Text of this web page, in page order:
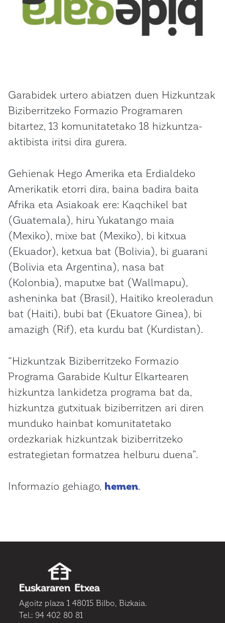
Garabidek urtero abiatzen duen Hizkuntzak
Biziberritzeko Formazio Programaren
bitartez, 13 komunitatetako 18 hizkuntza-
aktibista iritsi dira gurera.
Gehienak Hego Amerika eta Erdialdeko
Amerikatik etorri dira, baina badira baita
Afrika eta Asiakoak ere: Kaqchikel bat
(Guatemala), hiru Yukatango maia
(Mexiko), mixe bat (Mexiko), bi kitxua
(Ekuador), ketxua bat (Bolivia), bi guarani
(Bolivia eta Argentina), nasa bat
(Kolonbia), maputxe bat (Wallmapu),
asheninka bat (Brasil), Haitiko kreoleradun
bat (Haiti), bubi bat (Ekuatore Ginea), bi
amazigh (Rif), eta kurdu bat (Kurdistan).
“Hizkuntzak Biziberritzeko Formazio
Programa Garabide Kultur Elkartearen
hizkuntza lankidetza programa bat da,
hizkuntza gutxituak biziberritzen ari diren
munduko hainbat komunitatetako
ordezkariak hizkuntzak biziberritzeko
estrategietan formatzea helburu duena”.
Informazio gehiago, hemen
Agoitz plaza 1 48015 Bilbo, Bizkaia.
Tel.: 94 402 80 81